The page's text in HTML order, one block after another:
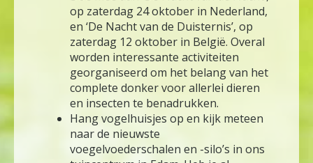
op zaterdag 24 oktober in Nederland,
en ‘De Nacht van de Duisternis’, op
zaterdag 12 oktober in België. Overal
worden interessante activiteiten
georganiseerd om het belang van het
complete donker voor allerlei dieren
en insecten te benadrukken.
Hang vogelhuisjes op en kijk meteen
naar de nieuwste
voegelvoederschalen en -silo’s in ons